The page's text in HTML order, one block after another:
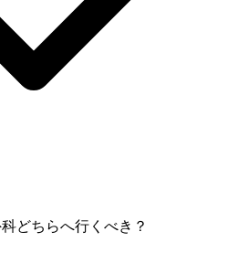
どちらへ行くべき？